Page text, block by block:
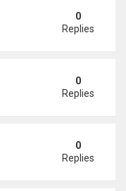
xuất, Công an
0
Replies
yêu thích nhất
0
Replies
lời đe dọa của
0
Replies